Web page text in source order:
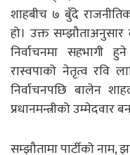
शाहबीच ७ बुँदे
हो। उक्त
निर्वाचनमा सहभागी
रास्वपाको नेतृत्व रवि
निर्वाचनपछि बालेन
प्रधानमन्त्रीको
सम्झौतामा पार्टीको